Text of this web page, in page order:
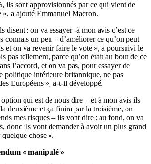
ils sont approvisionnés par ce qui vient de
», a ajouté Emmanuel Macron.
disent : on va essayer -à mon avis c’est ce
connais un peu – d’améliorer ce qu’on peut
et on va revenir faire le vote », a poursuivi le
pas tellement, parce qu’on était au bout de ce
l’accord, et on va pas, pour essayer de
politique intérieure britannique, ne pas
Européens », a-t-il développé.
qui est de nous dire – et à mon avis ils
deuxième et ça finira par la troisième, on
mes risques – ils vont dire : au fond, on va
donc ils vont demander à avoir un plus grand
chose ».
« manipulé »